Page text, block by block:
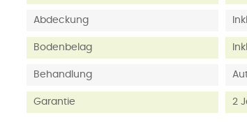
Abdeckung
Bodenbelag
Behandlung
Garantie 2